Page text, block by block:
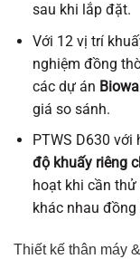
sau khi lắp đặt.
Với 12 vị trí
nghiệm đồng
các dự án
giá so sánh.
PTWS D630 với
độ khuấy riêng
hoạt khi cần
khác nhau đồng
Thiết kế thân máy